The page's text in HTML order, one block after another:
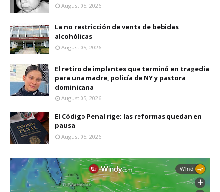
August 05, 2026
La no restricción de venta de bebidas
alcohólicas
August 05, 2026
El retiro de implantes que terminó en tragedia
para una madre, policía de NY y pastora
dominicana
August 05, 2026
El Código Penal rige; las reformas quedan en
pausa
August 05, 2026